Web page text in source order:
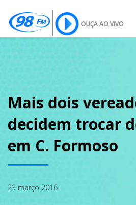
OUÇA AO VIVO
SOBRE
Mais dois
decidem trocar
em C. Formoso
23 março 2016